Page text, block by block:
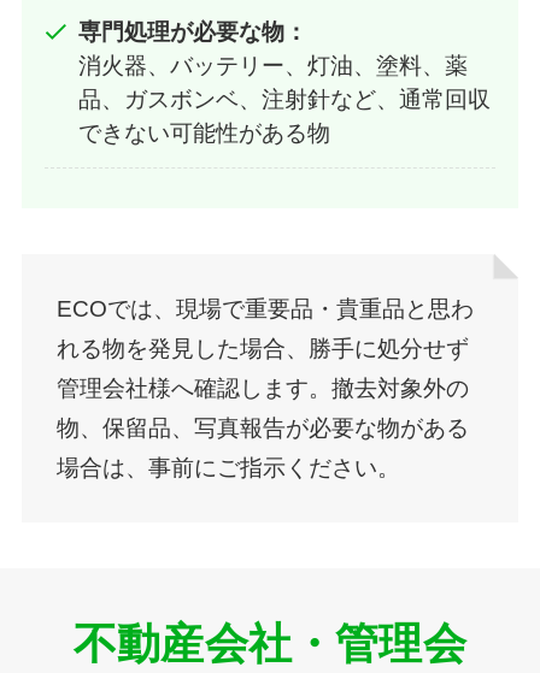
専門処理が必要な物：
消火器、バッテリー、灯油、塗料、薬
品、ガスボンベ、注射針など、通常回収
できない可能性がある物
ECOでは、現場で重要品・貴重品と思わ
れる物を発見した場合、勝手に処分せず
管理会社様へ確認します。撤去対象外の
物、保留品、写真報告が必要な物がある
場合は、事前にご指示ください。
不動産会社・管理会